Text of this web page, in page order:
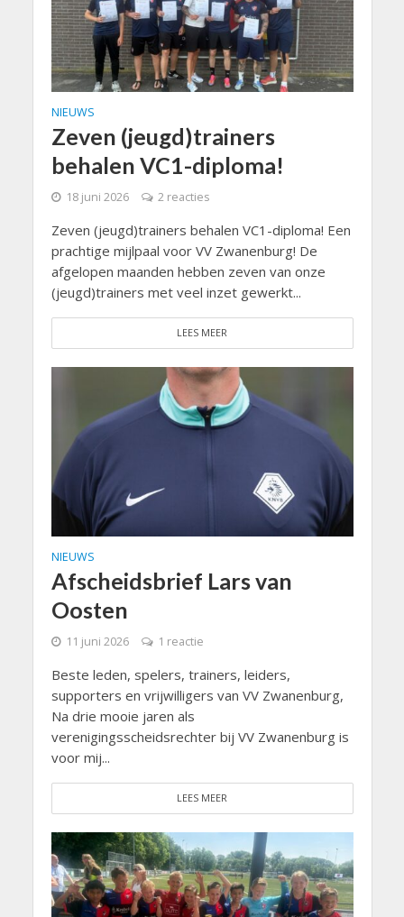
NIEUWS
Zeven (jeugd)trainers
behalen VC1-diploma!
18 juni 2026 2 reacties
Zeven (jeugd)trainers behalen VC1-diploma! Een
prachtige mijlpaal voor VV Zwanenburg! De
afgelopen maanden hebben zeven van onze
(jeugd)trainers met veel inzet gewerkt...
LEES MEER
NIEUWS
Afscheidsbrief Lars van
Oosten
11 juni 2026 1 reactie
Beste leden, spelers, trainers, leiders,
supporters en vrijwilligers van VV Zwanenburg,
Na drie mooie jaren als
verenigingsscheidsrechter bij VV Zwanenburg is
voor mij...
LEES MEER